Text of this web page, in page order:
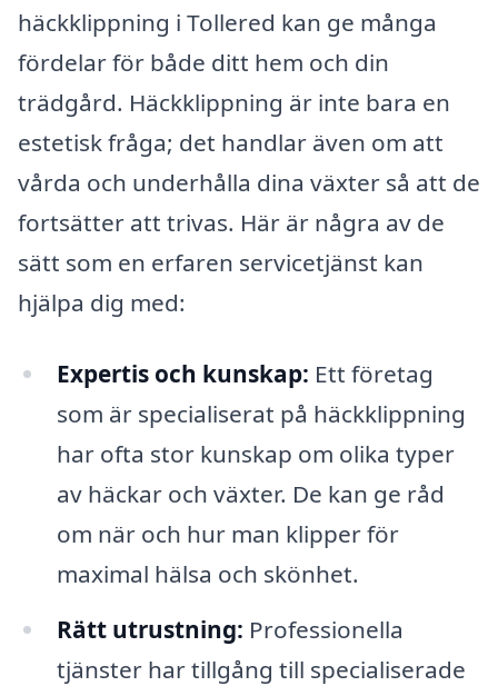
häckklippning i Tollered kan ge många
fördelar för både ditt hem och din
trädgård. Häckklippning är inte bara en
estetisk fråga; det handlar även om att
vårda och underhålla dina växter så att de
fortsätter att trivas. Här är några av de
sätt som en erfaren servicetjänst kan
hjälpa dig med:
Expertis och kunskap: Ett företag
som är specialiserat på häckklippning
har ofta stor kunskap om olika typer
av häckar och växter. De kan ge råd
om när och hur man klipper för
maximal hälsa och skönhet.
Rätt utrustning: Professionella
tjänster har tillgång till specialiserade